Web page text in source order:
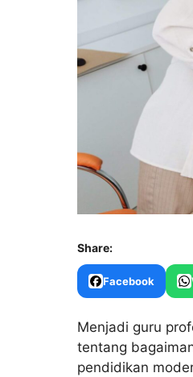
Share:
Facebook
Menjadi guru
tentang
pendidikan